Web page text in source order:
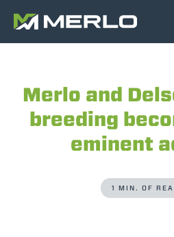
Merlo and
breeding
eminent
1 MIN. OF